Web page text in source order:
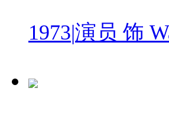
1973|演员 饰